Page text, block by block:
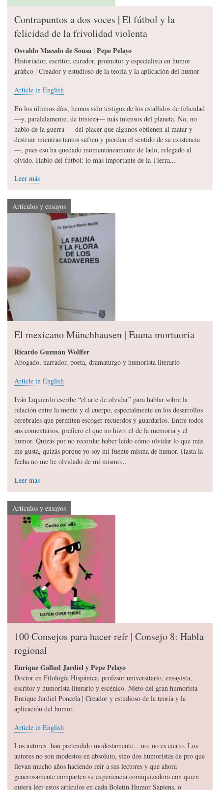
Contrapuntos a dos voces | El fútbol y la
felicidad de la frivolidad violenta
Osvaldo Macedo de Sousa | Pepe Pelayo
Historiador, escritor, curador, promotor y especialista en humor
gráfico | Creador y estudioso de la teoría y la aplicación del humor
Article in English
En los últimos días, hemos sido testigos de los estallidos de felicidad
—y, paralelamente, de tristeza— más intensos del planeta. No, no
hablo de la guerra — del placer que algunos obtienen al matar y
destruir mientras tantos sufren y pierden el sentido de su existencia
—, pues eso ha quedado momentáneamente de lado, relegado al
olvido. Hablo del fútbol: lo más importante de la Tierra...
Leer más
Artículos y ensayos
El mexicano Münchhausen | Fauna mortuoria
Ricardo Guzmán Wolffer
Abogado, narrador, poeta, dramaturgo y humorista literario
Article in English
Iván Izquierdo escribe “el arte de olvidar” para hablar sobre la
relación entre la mente y el cuerpo, especialmente en los desarrollos
cerebrales que permiten escoger recuerdos y guardarlos. Entre todos
sus comentarios, prefiero el que no hizo: el de la memoria y el
humor. Quizás por no recordar haber leído cómo olvidar lo que más
me gusta, quizás porque yo soy mi fuente misma de humor. Hasta la
fecha no me he olvidado de mí mismo...
Leer más
Artículos y ensayos
100 Consejos para hacer reír | Consejo 8: Habla
regional
Enrique Gallud Jardiel y Pepe Pelayo
Doctor en Filología Hispánica, profesor universitario, ensayista,
escritor y humorista literario y escénico. Nieto del gran humorista
Enrique Jardiel Poncela | Creador y estudioso de la teoría y la
aplicación del humor.
Article in English
Los autores han pretendido modestamente... no, no es cierto. Los
autores no son modestos en absoluto, sino dos humoristas de pro que
llevan mucho años haciendo reír a sus lectores y que ahora
generosamente comparten su experiencia comiquizadora con quien
quiera leer estos artículos en cada Boletín Humor Sapiens, o